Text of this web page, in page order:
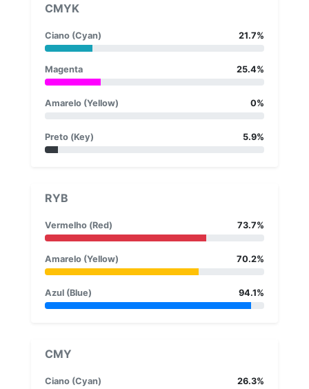
CMYK
Ciano (Cyan) 21.7%
Magenta 25.4%
Amarelo (Yellow) 0%
Preto (Key) 5.9%
RYB
Vermelho (Red) 73.7%
Amarelo (Yellow) 70.2%
Azul (Blue) 94.1%
CMY
Ciano (Cyan) 26.3%